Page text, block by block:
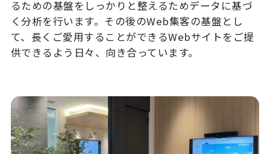
るための基盤をしっかりと整えるためデータに基づ
く分析を行います。その後のWeb集客の基盤とし
て、長くご愛用することができるWebサイトをご提
供できるよう日々、向き合っています。